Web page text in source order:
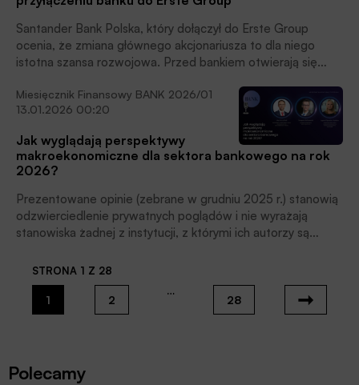
Santander Bank Polska, który dołączył do Erste Group
ocenia, że zmiana głównego akcjonariusza to dla niego
istotna szansa rozwojowa. Przed bankiem otwierają się
korporacyjnej i obsługi firm działających na rynkach
regionalnych – poinformował PAP Biznes prezes Santander
Miesięcznik Finansowy BANK 2026/01
13.01.2026 00:20
Jak wyglądają perspektywy
makroekonomiczne dla sektora bankowego na rok
2026?
Prezentowane opinie (zebrane w grudniu 2025 r.) stanowią
odzwierciedlenie prywatnych poglądów i nie wyrażają
stanowiska żadnej z instytucji, z którymi ich autorzy są
STRONA 1 Z 28
1 2
…
28
Polecamy